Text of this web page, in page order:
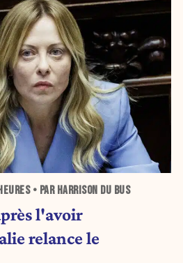
• PAR HARRISON DU BUS
l'avoir
relance le